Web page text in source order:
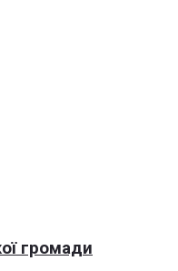
громади